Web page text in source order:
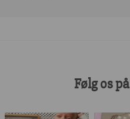
Følg os